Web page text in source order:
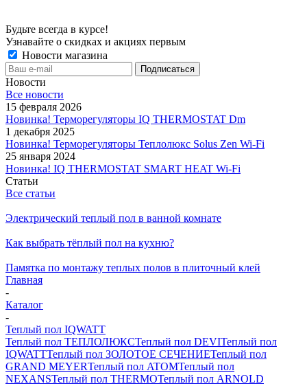
Будьте всегда в курсе!
Узнавайте о скидках и акциях первым
Новости магазина
Новости
Все новости
15 февраля 2026
Новинка! Терморегуляторы IQ THERMOSTAT Dm
1 декабря 2025
Новинка! Терморегуляторы Теплолюкс Solus Zen Wi-Fi
25 января 2024
Новинка! IQ THERMOSTAT SMART HEAT Wi-Fi
Статьи
Все статьи
Электрический теплый пол в ванной комнате
Как выбрать тёплый пол на кухню?
Памятка по монтажу теплых полов в плиточный клей
Главная
-
Каталог
-
Теплый пол IQWATT
Теплый пол ТЕПЛОЛЮКСТеплый пол DEVIТеплый пол
IQWATTТеплый пол ЗОЛОТОЕ СЕЧЕНИЕТеплый пол
GRAND MEYERТеплый пол ATOMТеплый пол
NEXANSТеплый пол THERMOТеплый пол ARNOLD